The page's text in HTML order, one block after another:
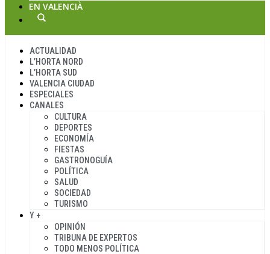
EN VALENCIÀ
ACTUALIDAD
L’HORTA NORD
L’HORTA SUD
VALENCIA CIUDAD
ESPECIALES
CANALES
CULTURA
DEPORTES
ECONOMÍA
FIESTAS
GASTRONOGUÍA
POLÍTICA
SALUD
SOCIEDAD
TURISMO
Y +
OPINIÓN
TRIBUNA DE EXPERTOS
TODO MENOS POLÍTICA